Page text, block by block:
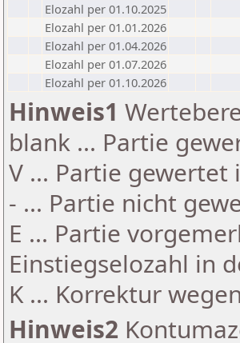
Elozahl per 01.10.2025
Elozahl per 01.01.2026
Elozahl per 01.04.2026
Elozahl per 01.07.2026
Elozahl per 01.10.2026
Hinweis1
blank ... Partie
V ... Partie
- ... Partie nicht
E ... Partie
Einstiegselozahl in
K ... Korrektur
Hinweis2